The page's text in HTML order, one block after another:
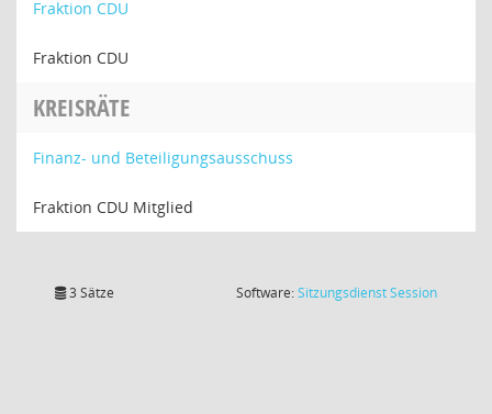
Fraktion CDU
Fraktion CDU
KREISRÄTE
Finanz- und Beteiligungsausschuss
Fraktion CDU Mitglied
3 Sätze Software:SitzungsdienstSession(Wird in